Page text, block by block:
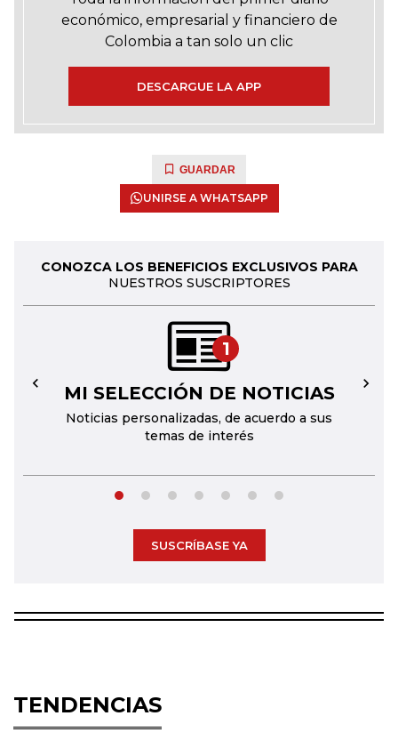
económico, empresarial y financiero de
Colombia a tan solo un clic
DESCARGUE LA APP
GUARDAR
UNIRSE A WHATSAPP
CONOZCA LOS BENEFICIOS EXCLUSIVOS PARA
NUESTROS SUSCRIPTORES
1
MI SELECCIÓN DE NOTICIAS
Noticias personalizadas, de acuerdo a sus
temas de interés
← →
SUSCRÍBASE YA
TENDENCIAS